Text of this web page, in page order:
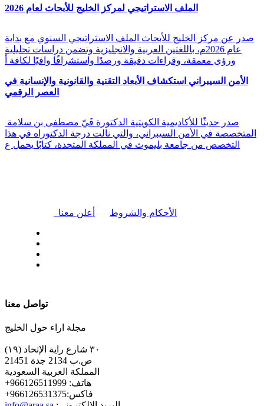
الملف الاستراتيجي لمركز الخليج للأبحاث لعام 2026
صدر عن مركز الخليج للأبحاث الملف الاستراتيجي السنوي مع بداية
عام 2026م، باللغتين العربية والانجليزية وتضمن دراسات تحليلية
ورؤى معمقة، وقراءات دقيقة ورصدًا واستشرافًا وافيًا لكافة أ
الأمن السيبراني استكشاف الأبعاد التقنية والقانونية والإنسانية في
العصر الرقمي
المتخصصة في الأمن السيبراني، والتي نالت درجة الدكتوراه في هذا
التخصص من جامعة بليموث في المملكة المتحدة، كتابًا يحمل ع
أعلن معنا الأحكام والشروط
تواصل معنا
مجلة اراء حول الخليج
٣٠ شارع راية الإتحاد (١٩)
ص.ب 2134 جدة 21451
المملكة العربية السعودية
+هاتف: 966126511999
+فاكس:966126531375